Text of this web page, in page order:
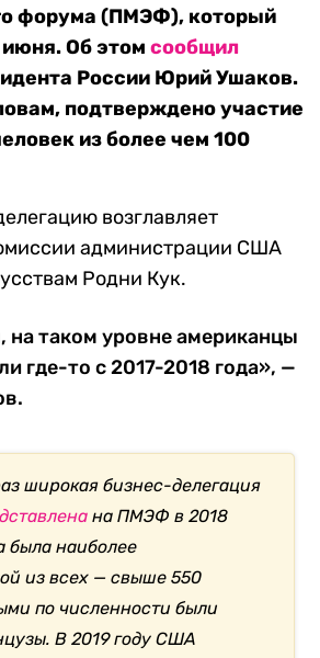
форума (ПМЭФ), который
Об этом сообщил
России Юрий Ушаков.
подтверждено участие
из более чем 100
возглавляет
администрации США
Родни Кук.
на таком уровне американцы
где-то с 2017-2018 года», —
широкая бизнес-делегация
на ПМЭФ в 2018
была наиболее
из всех — свыше 550
по численности были
В 2019 году США